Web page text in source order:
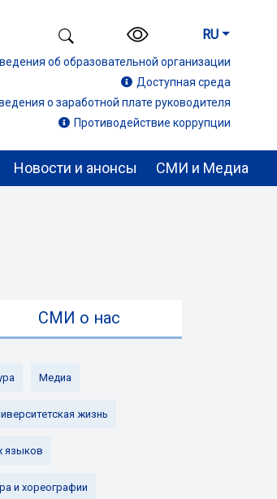
RU
об образовательной организации
Доступная среда
о заработной плате руководителя
Противодействие коррупции
Новости и анонсы СМИ и Медиа
СМИ о нас
Медиа
жизнь
языков
и хореографии